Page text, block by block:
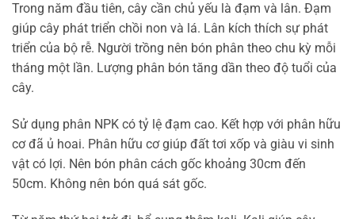
Trong năm đầu tiên, cây cần chủ yếu là đạm và lân. Đạm
giúp cây phát triển chồi non và lá. Lân kích thích sự phát
triển của bộ rễ. Người trồng nên bón phân theo chu kỳ mỗi
tháng một lần. Lượng phân bón tăng dần theo độ tuổi của
cây.
Sử dụng phân NPK có tỷ lệ đạm cao. Kết hợp với phân hữu
cơ đã ủ hoai. Phân hữu cơ giúp đất tơi xốp và giàu vi sinh
vật có lợi. Nên bón phân cách gốc khoảng 30cm đến
50cm. Không nên bón quá sát gốc.